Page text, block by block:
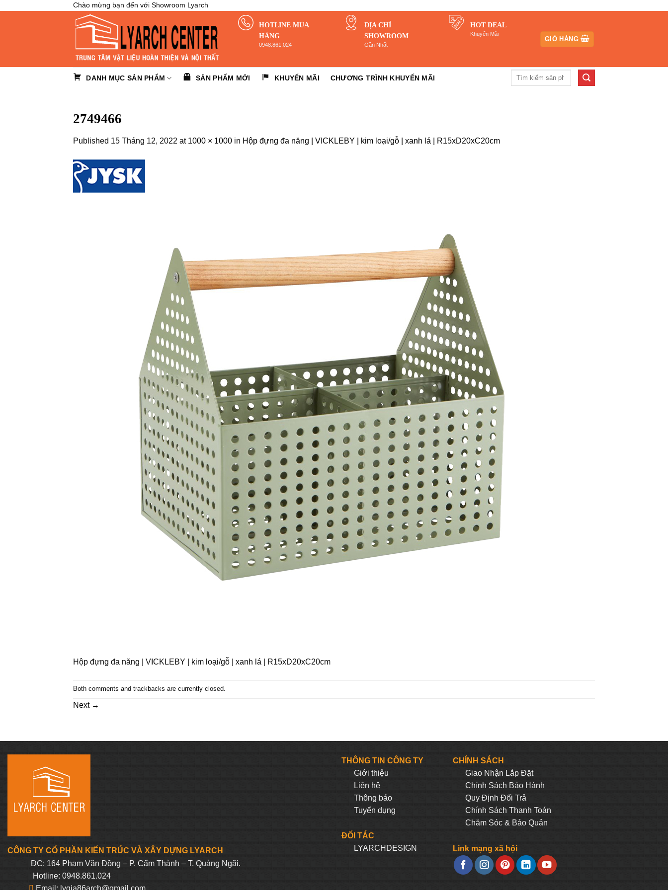
Chào mừng bạn đến với Showroom Lyarch
HOTLINE MUA
HÀNG
0948.861.024
ĐỊA CHỈ
SHOWROOM
Gần Nhất
HOT DEAL
Khuyến Mãi
GIỎ HÀNG
DANH MỤC SẢN PHẨM SẢN PHẨM MỚI KHUYẾN MÃI CHƯƠNG TRÌNH KHUYẾN MÃI
Tìm
2749466
Published 15 Tháng 12, 2022 at 1000 × 1000 in Hộp đựng đa năng | VICKLEBY | kim loại/gỗ | xanh lá | R15xD20xC20cm
Hộp đựng đa năng | VICKLEBY | kim loại/gỗ | xanh lá | R15xD20xC20cm
Both comments and trackbacks are currently closed.
Next →
CÔNG TY CỔ PHẦN KIẾN TRÚC VÀ XÂY DỰNG LYARCH
ĐC: 164 Phạm Văn Đồng – P. Cẩm Thành – T. Quảng Ngãi.
Hotline: 0948.861.024
THÔNG TIN CÔNG TY
Giới thiệu
Liên hệ
Thông báo
Tuyển dụng
ĐỐI TÁC
LYARCHDESIGN
CHÍNH SÁCH
Giao Nhận Lắp Đặt
Chính Sách Bảo Hành
Quy Định Đối Trả
Chính Sách Thanh Toán
Chăm Sóc & Bảo Quản
Link mạng xã hội